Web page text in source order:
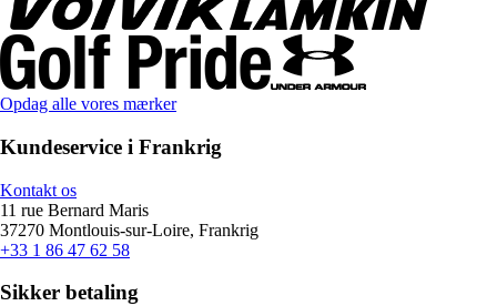
Opdag alle vores mærker
Kundeservice i Frankrig
Kontakt os
11 rue Bernard Maris
37270 Montlouis-sur-Loire, Frankrig
+33 1 86 47 62 58
Sikker betaling